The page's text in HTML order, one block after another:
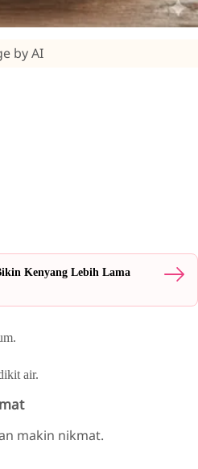
by AI
Kenyang Lebih Lama
air.
makin nikmat.